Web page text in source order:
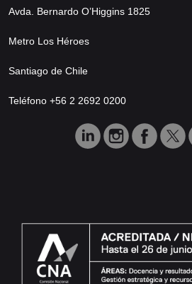
Avda. Bernardo O’Higgins 1825
Metro Los Héroes
Santiago de Chile
Teléfono +56 2 2692 0200